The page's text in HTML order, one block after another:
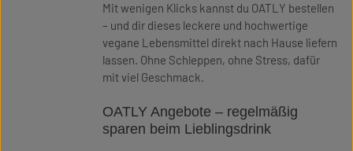
Mit wenigen Klicks kannst du OATLY bestellen
– und dir dieses leckere und hochwertige
vegane Lebensmittel direkt nach Hause liefern
lassen. Ohne Schleppen, ohne Stress, dafür
mit viel Geschmack.
OATLY Angebote – regelmäßig
sparen beim Lieblingsdrink